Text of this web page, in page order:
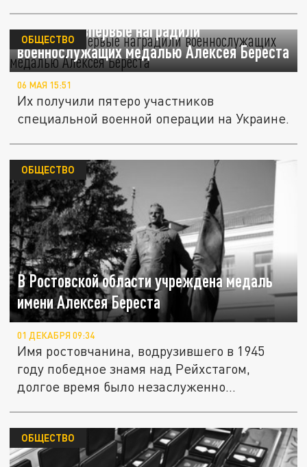
В Ростове впервые наградили
военнослужащих медалью Алексея Береста
ОБЩЕСТВО
06 МАЯ 15:51
Их получили пятеро участников
специальной военной операции на Украине.
В Ростовской области учреждена медаль
имени Алексея Береста
ОБЩЕСТВО
01 ДЕКАБРЯ 09:34
Имя ростовчанина, водрузившего в 1945
году победное знамя над Рейхстагом,
долгое время было незаслуженно...
ОБЩЕСТВО